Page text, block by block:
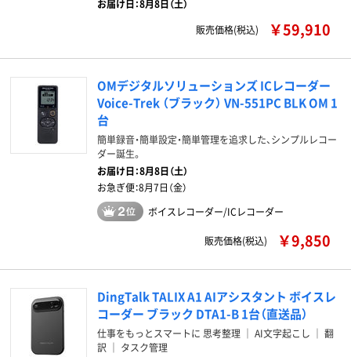
お届け日：8月8日（土）
販売価格(税込)
￥59,910
OMデジタルソリューションズ ICレコーダー
Voice-Trek （ブラック） VN-551PC BLK OM 1
台
簡単録音・簡単設定・簡単管理を追求した、シンプルレコー
ダー誕生。
お届け日：8月8日（土）
お急ぎ便：8月7日（金）
ボイスレコーダー/ICレコーダー
販売価格(税込) ￥9,850
DingTalk TALIX A1 AIアシスタント ボイスレ
コーダー ブラック DTA1-B 1台（直送品）
仕事をもっとスマートに 思考整理 ｜ AI文字起こし ｜ 翻
訳 ｜ タスク管理